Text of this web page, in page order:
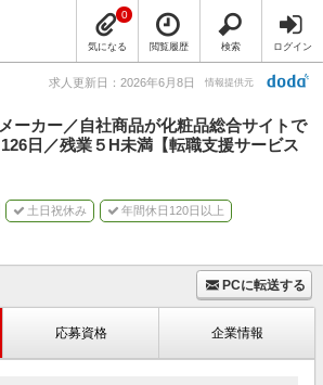
気になる
0
閲覧履歴 検索 ログイン
求人更新日：2026年6月8日 情報提供元
ーカー／自社商品が化粧品総合サイトで
日／残業５H未満【転職支援サービス
土日祝休み 年間休日120日以上
PCに転送する
応募資格 企業情報